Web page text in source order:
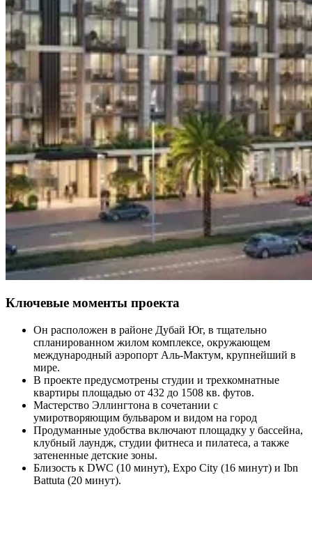
Ключевые моменты проекта
Он расположен в районе Дубай Юг, в тщательно
спланированном жилом комплексе, окружающем
международный аэропорт Аль-Мактум, крупнейший в
мире.
В проекте предусмотрены студии и трехкомнатные
квартиры площадью от 432 до 1508 кв. футов.
Мастерство Эллингтона в сочетании с
умиротворяющим бульваром и видом на город
Продуманные удобства включают площадку у бассейна,
клубный лаундж, студии фитнеса и пилатеса, а также
затененные детские зоны.
Близость к DWC (10 минут), Expo City (16 минут) и Ibn
Battuta (20 минут).